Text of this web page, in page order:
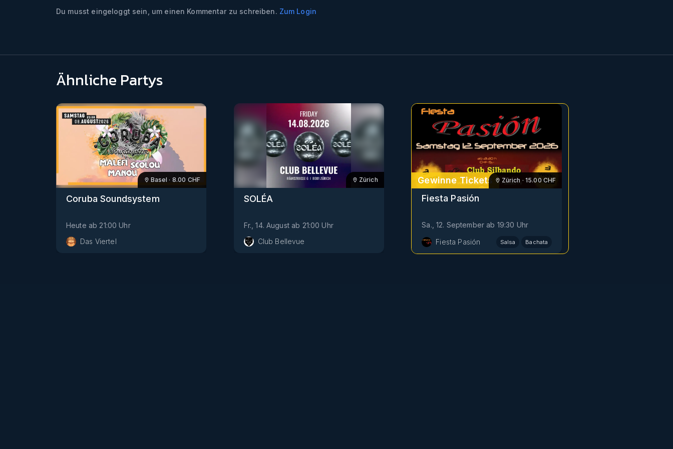
Du musst eingeloggt sein, um einen Kommentar zu schreiben. Zum Login
Ähnliche Partys
Basel · 8.00 CHF
Coruba Soundsystem
Heute ab 21:00 Uhr
Das Viertel
Zürich
SOLÉA
Fr., 14. August ab 21:00 Uhr
Club Bellevue
Gewinne Tickets Zürich · 15.00 CHF
Fiesta Pasión
Sa., 12. September ab 19:30 Uhr
Fiesta Pasión
Salsa Bachata